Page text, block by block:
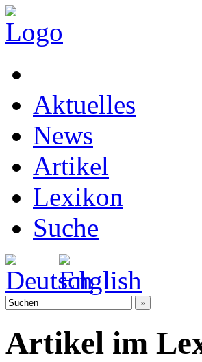
Aktuelles
News
Artikel
Lexikon
Suche
Artikel im